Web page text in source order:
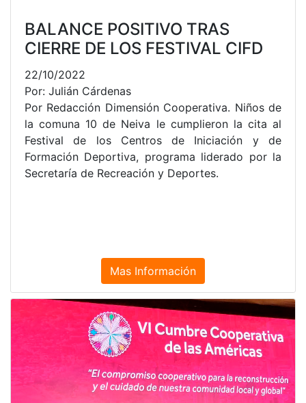
BALANCE POSITIVO TRAS
CIERRE DE LOS FESTIVAL CIFD
22/10/2022
Por: Julián Cárdenas
Por Redacción Dimensión Cooperativa. Niños de
la comuna 10 de Neiva le cumplieron la cita al
Festival de los Centros de Iniciación y de
Formación Deportiva, programa liderado por la
Secretaría de Recreación y Deportes.
Mas Información